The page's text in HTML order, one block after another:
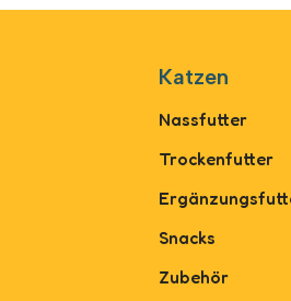
Katzen
Nassfutter
Trockenfutter
Snacks
Zubehör